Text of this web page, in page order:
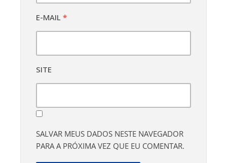
E-MAIL *
SITE
SALVAR MEUS DADOS NESTE NAVEGADOR
PARA A PRÓXIMA VEZ QUE EU COMENTAR.